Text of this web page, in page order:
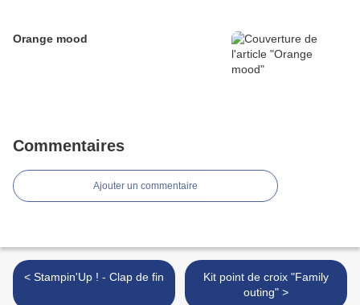
Orange mood
Commentaires
Ajouter un commentaire
< Stampin'Up ! - Clap de fin
Kit point de croix "Family
outing" >